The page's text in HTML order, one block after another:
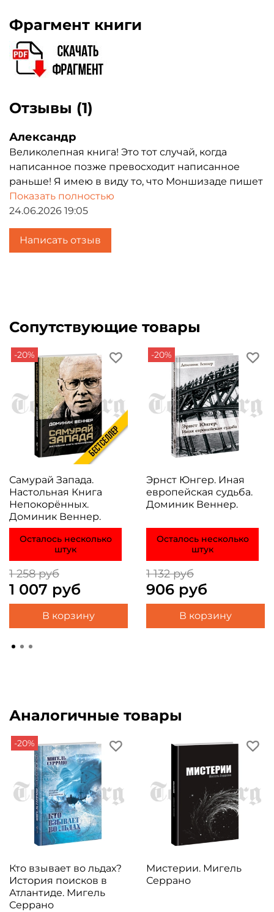
Фрагмент книги
Отзывы (1)
Александр
Великолепная книга! Это тот случай, когда
написанное позже превосходит написанное
раньше! Я имею в виду то, что Моншизаде пишет
несколько в стиле Ницше, как бы повторяя и
развивая "Заратустру". Но выходит даже сильнее
Ницше в некоторых отношениях! Может, таков, и
правда, стиль персидской литературы? Как
переводчику с фарси, мне не столь уж часто
Показать полностью
24.06.2026 19:05
Написать отзыв
Сопутствующие товары
-20%
Самурай Запада.
Настольная Книга
Непокорённых.
Доминик Веннер.
Осталось несколько
штук
1 258 руб
1 007 руб
В корзину
-20%
Эрнст Юнгер. Иная
европейская судьба.
Доминик Веннер.
Осталось несколько
штук
1 132 руб
906 руб
В корзину
Аналогичные товары
-20%
Кто взывает во льдах?
История поисков в
Атлантиде. Мигель
Серрано
Мистерии. Мигель
Серрано